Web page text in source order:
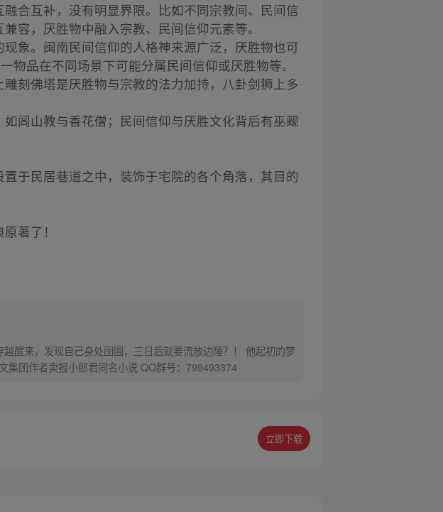
合互补，没有明显界限。比如不同宗教间、民间信
容，厌胜物中融入宗教、民间信仰元素等。
象。闽南民间信仰的人格神来源广泛，厌胜物也可
物品在不同场景下可能分属民间信仰或厌胜物等。
刻佛塔是厌胜物与宗教的法力加持，八卦剑狮上多
闾山教与香花僧；民间信仰与厌胜文化背后有巫觋
于民居巷道之中，装饰于宅院的各个角落，其目的
著了！
醒来，发现自己身处囹圄，三日后就要流放边陲？！ 他起初的梦
团作者卖报小郎君同名小说 QQ群号：799493374
立即下载